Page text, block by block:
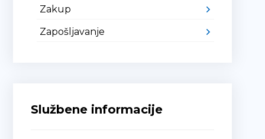
Zakup
Zapošljavanje
Službene informacije